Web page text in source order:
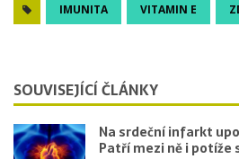
IMUNITA VITAMIN E
SOUVISEJÍCÍ ČLÁNKY
Na srdeční infarkt
Patří mezi ně i potíže